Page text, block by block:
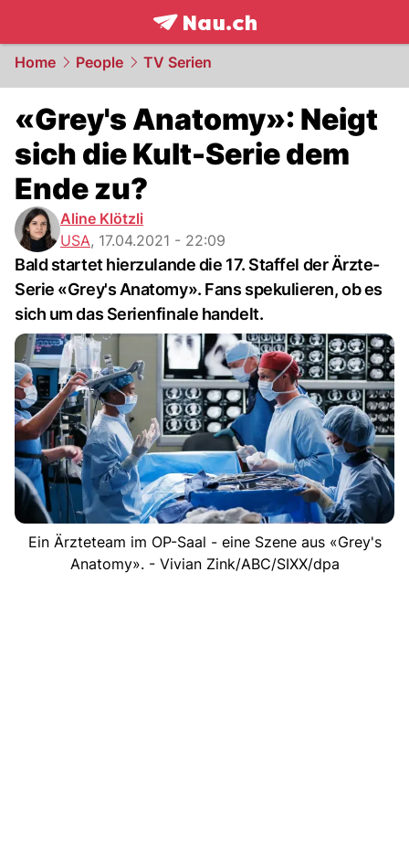
frontpage.NAU.ch
Home People TV Serien
«Grey's Anatomy»: Neigt
sich die Kult-Serie dem
Ende zu?
Aline Klötzli
USA, 17.04.2021 - 22:09
Bald startet hierzulande die 17. Staffel der Ärzte-
Serie «Grey's Anatomy». Fans spekulieren, ob es
sich um das Serienfinale handelt.
Ein Ärzteteam im OP-Saal - eine Szene aus «Grey's
Anatomy». - Vivian Zink/ABC/SIXX/dpa